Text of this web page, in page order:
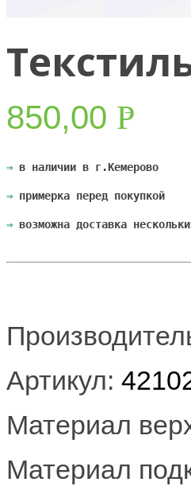
850,00 РУБ.
⇒ в наличии в г.Кемерово
⇒ примерка перед покупкой
⇒ возможна доставка
Артикул:
Материал
Материал